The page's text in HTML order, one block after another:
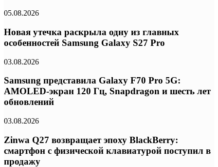
05.08.2026
Новая утечка раскрыла одну из главных
особенностей Samsung Galaxy S27 Pro
03.08.2026
Samsung представила Galaxy F70 Pro 5G:
AMOLED-экран 120 Гц, Snapdragon и шесть лет
обновлений
03.08.2026
Zinwa Q27 возвращает эпоху BlackBerry:
смартфон с физической клавиатурой поступил в
продажу